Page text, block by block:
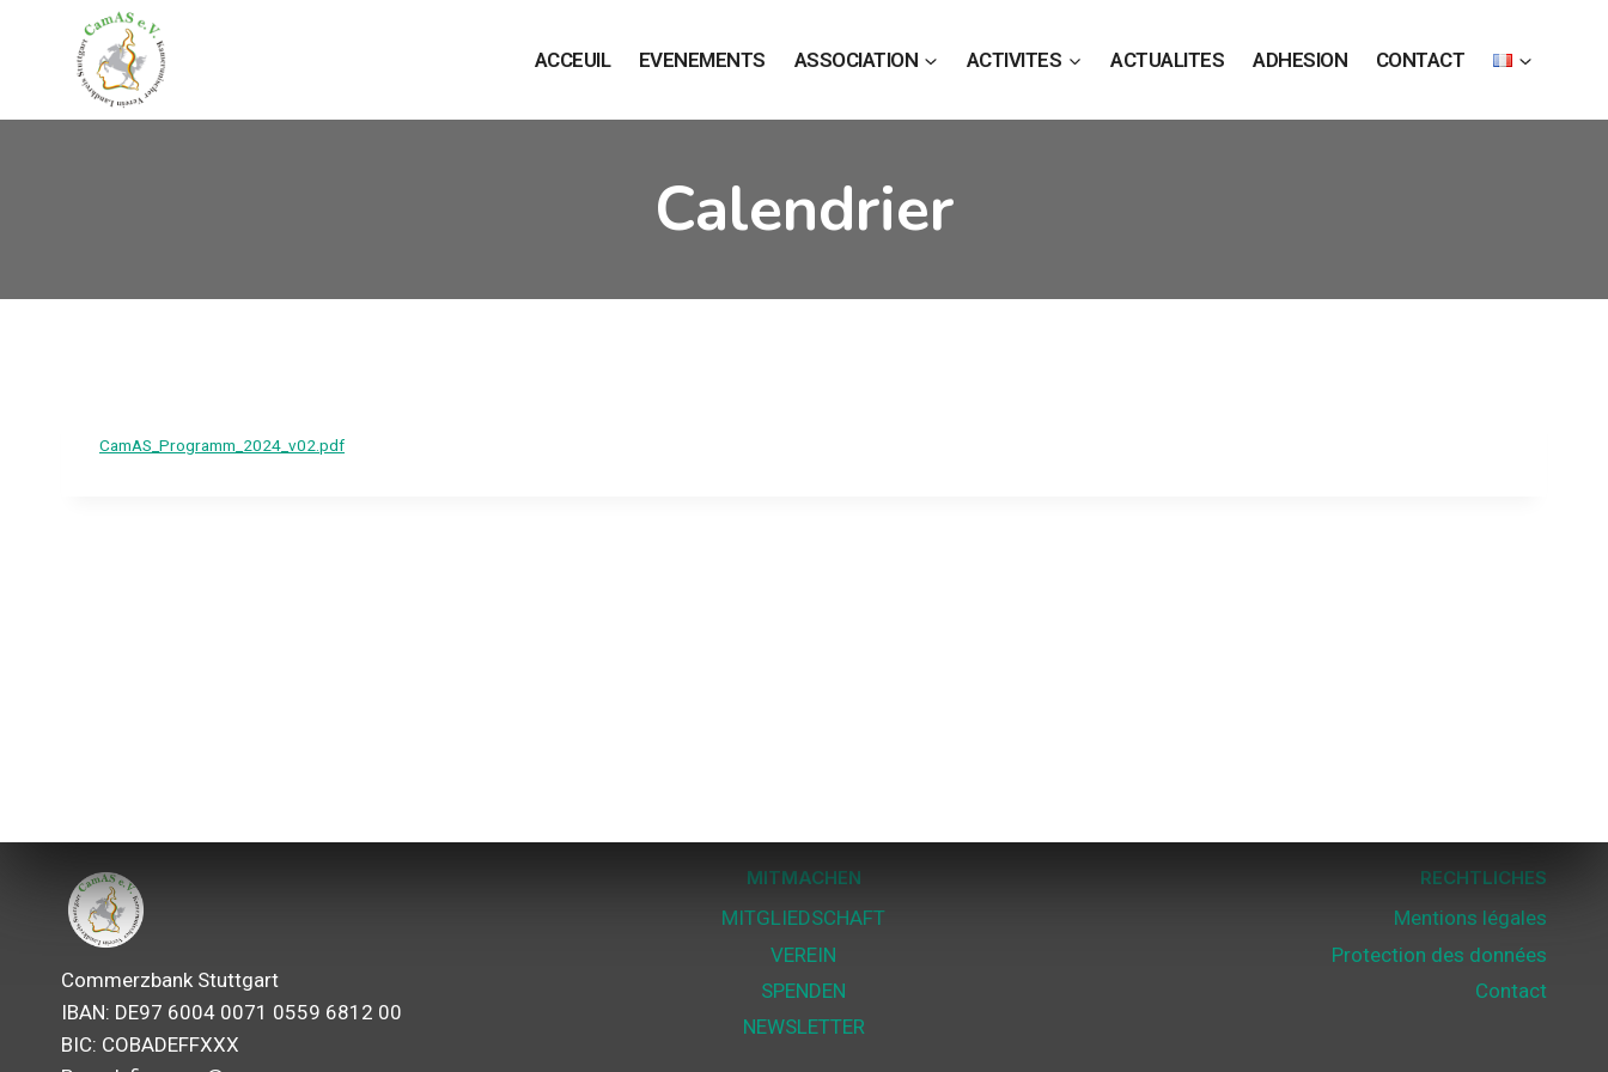
ACCEUIL EVENEMENTS ASSOCIATION ACTIVITES ACTUALITES ADHESION CONTACT
Calendrier
CamAS_Programm_2024_v02.pdf
Commerzbank Stuttgart
IBAN: DE97 6004 0071 0559 6812 00
BIC: COBADEFFXXX
MITMACHEN
MITGLIEDSCHAFT
VEREIN
SPENDEN
NEWSLETTER
RECHTLICHES
Mentions légales
Protection des données
Contact